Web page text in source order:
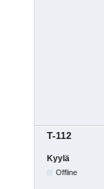
T-112
Kyylä
Offline